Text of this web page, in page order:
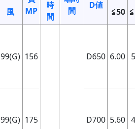
MP
時
間
間
D値
風 ≦50
99(G) 156 D650 6.00
99(G) 175 D700 5.60